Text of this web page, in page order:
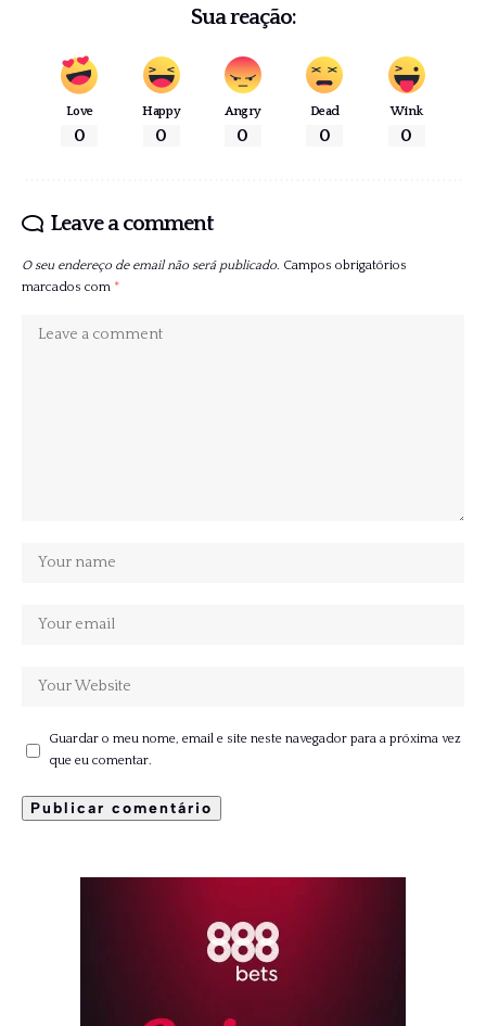
Sua reação:
Love
0
Happy
0
Angry
0
Dead
0
Wink
0
Leave a comment
O seu endereço de email não será publicado. Campos obrigatórios
marcados com *
Guardar o meu nome, email e site neste navegador para a próxima vez
que eu comentar.